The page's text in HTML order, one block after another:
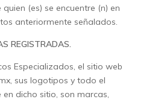
(es) se encuentre (n) en
anteriormente señalados.
REGISTRADAS.
Especializados, el sitio web
sus logotipos y todo el
dicho sitio, son marcas,